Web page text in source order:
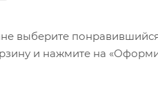
выберите
и нажмите на